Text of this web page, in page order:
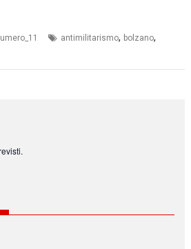
antimilitarismo, bolzano,